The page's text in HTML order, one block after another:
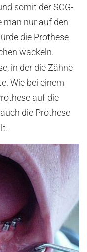
somit der SOG-
man nur auf den
die Prothese
wackeln.
in der die Zähne
Wie bei einem
auf die
die Prothese